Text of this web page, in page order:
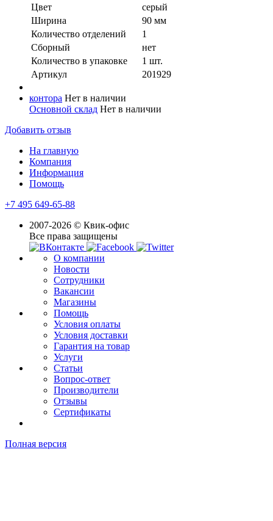
Цвет
серый
Ширина
90 мм
Количество отделений
1
Сборный
нет
Количество в упaковке
1 шт.
Артикул
201929
контора Нет в наличии
Основной склад Нет в наличии
Добавить отзыв
На главную
Компания
Информация
Помощь
+7 495 649-65-88
2007-2026 © Квик-офис
Все права защищены
О компании
Новости
Сотрудники
Вакансии
Магазины
Помощь
Условия оплаты
Условия доставки
Гарантия на товар
Услуги
Статьи
Вопрос-ответ
Производители
Отзывы
Сертификаты
Полная версия